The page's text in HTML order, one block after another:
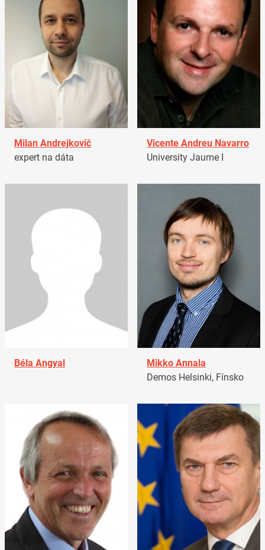
Milan Andrejkovič
expert na dáta
Vicente Andreu Navarro
University Jaume I
Béla Angyal
Mikko Annala
Demos Helsinki, Fínsko